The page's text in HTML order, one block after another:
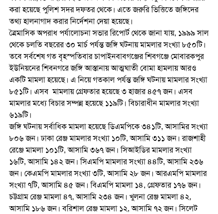
করা হয়েছে পুলিশ সদর দফতর থেকে। এতে জরুরি ভিত্তিতে জঙ্গিদের
তথ্য হালনাগাদ করার নির্দেশনা দেয়া হয়েছে।
ত্রৈমাসিক অপরাধ পর্যালোচনা সভার রিপোর্ট থেকে জানা যায়, ১৯৯৯ সাল
থেকে চলতি বছরের ৩০ মার্চ পর্যন্ত জঙ্গি ঘটনায় মামলার সংখ্যা ৮৫০টি।
তবে সর্বশেষ গত বৃহস্পতিবার চাপাইনবাবগঞ্জের শিবগঞ্জে মোবারকপুর
ইউনিয়নের শিবনগরে জঙ্গি আস্তানায় আত্মঘাতী বোমা হামলায় আরও
একটি মামলা হয়েছে। এ নিয়ে গতকাল পর্যন্ত জঙ্গি ঘটনায় মামলার সংখ্যা
৮৫১টি। এসব মামলায় গ্রেফতার হয়েছে ৩ হাজার ৪৫৭ জন। এসব
মামলার মধ্যে বিচার সম্পন্ন হয়েছে ১১৯টি। বিচারাধীন মামলার সংখ্যা
৬১৯টি।
জঙ্গি ঘটনায় সর্বাধিক মামলা হয়েছে ডিএমপিকে ৩৪১টি, আসামির সংখ্যা
৮০৬ জন। ঢাকা রেঞ্জ মামলার সংখ্যা ১০টি, আসামি ৩১১ জন। রাজশাহী
রেঞ্জে মামলা ১০১টি, আসামি ৩৬৭ জন। সিআইডির মামলার সংখ্যা
১৬টি, আসামি ১৪২ জন। সিএমপি মামলার সংখ্যা ৪৪টি, আসামি ২৩৬
জন। কেএমপি মামলার সংখ্যা ৩টি, আসামি ২৮ জন। আরএমপি মামলার
সংখ্যা ৭টি, আসামি ৪৫ জন। বিএমপি মামলা ১৪, গ্রেফতার ১৭৬ জন।
চট্টগ্রাম রেঞ্জ মামলা ৪৭, আসামি ২৩৪ জন। খুলনা রেঞ্জ মামলা ৪২,
আসামি ১৮৬ জন। বরিশাল রেঞ্জ মামলা ১২, আসামি ৭২ জন। সিলেট